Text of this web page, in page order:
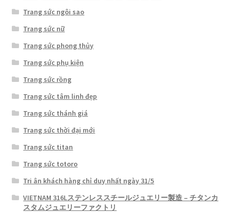
Trang sức ngôi sao
Trang sức nữ
Trang sức phong thủy
Trang sức phụ kiện
Trang sức rồng
Trang sức tâm linh đẹp
Trang sức thánh giá
Trang sức thời đại mới
Trang sức titan
Trang sức totoro
Tri ân khách hàng chỉ duy nhất ngày 31/5
VIETNAM 316Lステンレススチールジュエリー製造 – チタンカ
スタムジュエリーファクトリ